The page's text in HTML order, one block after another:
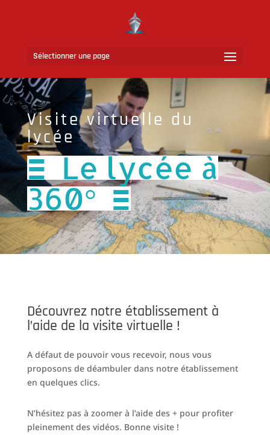
Sélectionner une page
Visite virtuelle du
lycée
E Le lycée à
360° E
Découvrez notre établissement à
l’aide de la visite virtuelle !
A défaut de pouvoir vous recevoir, nous vous
proposons de déambuler dans notre établissement
en quelques clics.
N’hésitez pas à zoomer à l’aide des + pour profiter
pleinement des vidéos. Bonne visite !